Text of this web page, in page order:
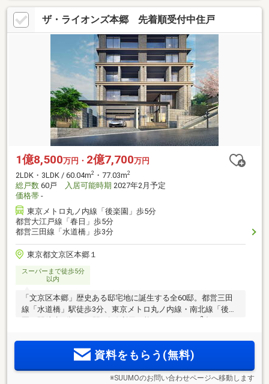
ザ・ライオンズ本郷 先着順受付中住戸
1億8,500万円・ 2億7,700万円
2LDK・3LDK / 60.04m2 ・77.03m2
総戸数 60戸 入居可能時期 2027年2月予定
価格帯 -
東京メトロ丸ノ内線「後楽園」歩5分
都営大江戸線「春日」歩5分
都営三田線「水道橋」歩3分
東京都文京区本郷１
スーパーまで徒歩5分
以内
「文京区本郷」歴史ある邸宅地に誕生する全60邸。都営三田
線「水道橋」駅徒歩3分、東京メトロ丸ノ内線・南北線「後楽
2
ンラインプロジェクト発表会」予約受付中。
資料をもらう(無料)
※SUUMOのお問い合わせページへ移動します